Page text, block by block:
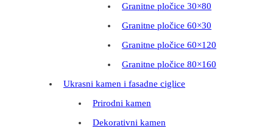
Granitne pločice 30×80
Granitne pločice 60×30
Granitne pločice 60×120
Granitne pločice 80×160
Ukrasni kamen i fasadne ciglice
Prirodni kamen
Dekorativni kamen